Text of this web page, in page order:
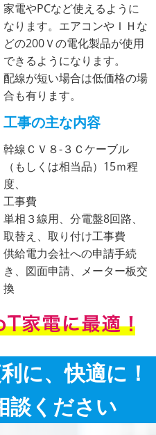
家電やPCなど使えるように
なります。エアコンやＩＨな
どの200Ｖの電化製品が使用
できるようになります。
配線が短い場合は低価格の場
合も有ります。
工事の主な内容
幹線ＣＶ８-３Ｃケーブル
（もしくは相当品）15ｍ程
度、
工事費
単相３線用、分電盤8回路、
取替え、取り付け工事費
供給電力会社への申請手続
き、図面申請、メーター板交
換
に、快適に！
談ください